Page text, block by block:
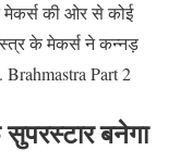
मेकर्स की ओर से कोई
के मेकर्स ने कन्नड़
Part 2
बनेगा